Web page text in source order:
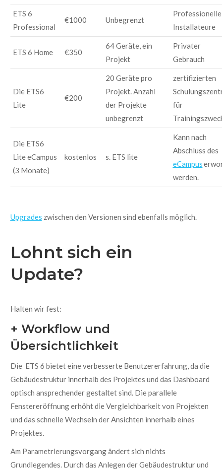
ETS 6
Professional
€1000 Unbegrenzt
Professionelle
Installateure
ETS 6 Home €350
64 Geräte, ein
Projekt
Privater
Gebrauch
Die ETS6
Lite
€200
20 Geräte pro
Projekt. Anzahl
der Projekte
unbegrenzt
zertifizierten
für
Die ETS6
Lite eCampus
(3 Monate)
kostenlos s. ETS lite
Kann nach
Abschluss des
eCampus
werden.
Upgrades zwischen den Versionen sind ebenfalls möglich.
Lohnt sich ein
Update?
Halten wir fest:
+ Workflow und
Übersichtlichkeit
Die ETS 6 bietet eine verbesserte Benutzererfahrung, da die
Gebäudestruktur innerhalb des Projektes und das Dashboard
optisch ansprechender gestaltet sind. Die parallele
Fenstereröffnung erhöht die Vergleichbarkeit von Projekten
und das schnelle Wechseln der Ansichten innerhalb eines
Projektes.
Am Parametrierungsvorgang ändert sich nichts
Grundlegendes. Durch das Anlegen der Gebäudestruktur und